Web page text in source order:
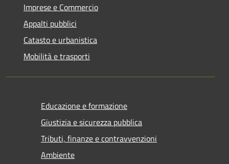
Imprese e Commercio
Appalti pubblici
Catasto e urbanistica
Mobilità e trasporti
Educazione e formazione
Giustizia e sicurezza pubblica
Tributi, finanze e contravvenzioni
Ambiente